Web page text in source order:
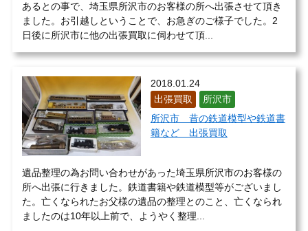
あるとの事で、埼玉県所沢市のお客様の所へ出張させて頂き
ました。お引越しということで、お急ぎのご様子でした。2
日後に所沢市に他の出張買取に伺わせて頂...
2018.01.24
出張買取
所沢市
所沢市 昔の鉄道模型や鉄道書
籍など 出張買取
遺品整理の為お問い合わせがあった埼玉県所沢市のお客様の
所へ出張に行きました。鉄道書籍や鉄道模型等がございまし
た。亡くなられたお父様の遺品の整理とのこと、亡くなられ
ましたのは10年以上前で、ようやく整理...